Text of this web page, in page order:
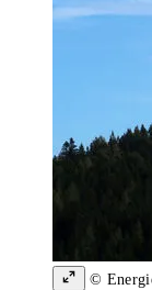
©